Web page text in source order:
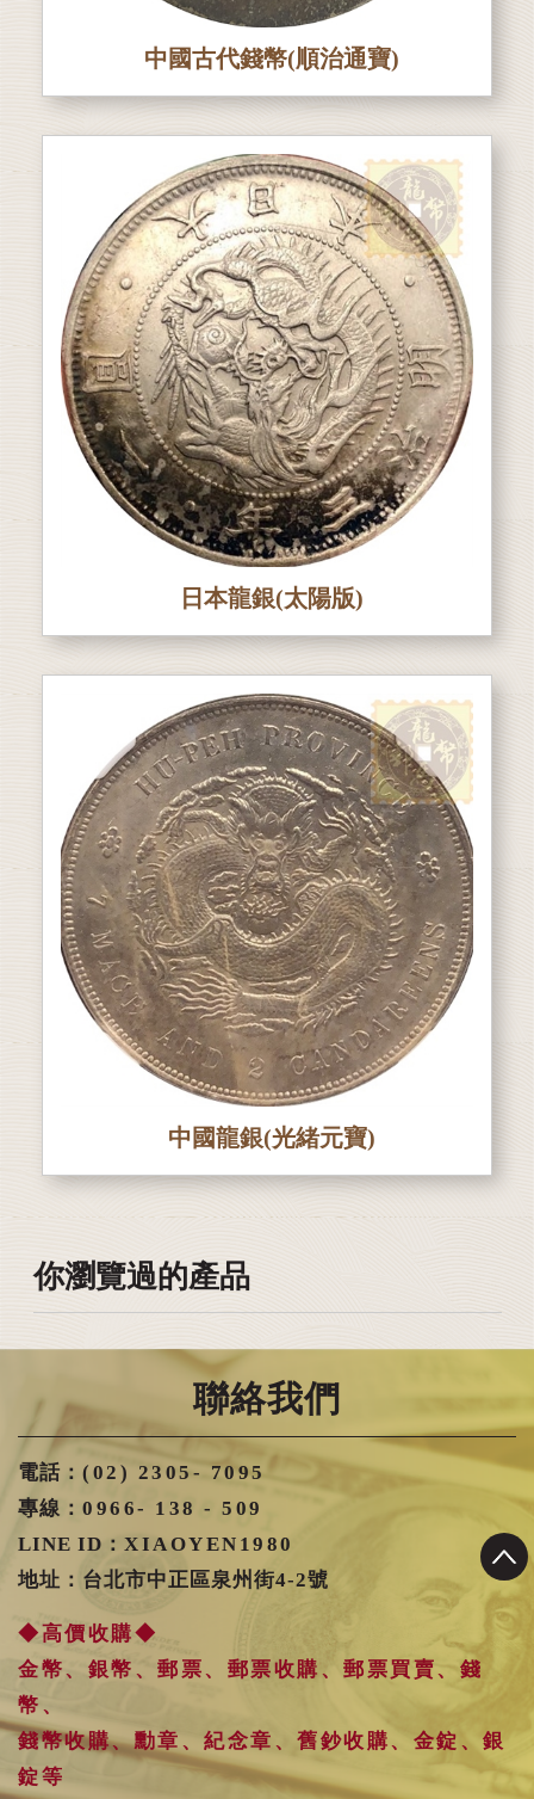
中國古代錢幣(順治通寶)
日本龍銀(太陽版)
中國龍銀(光緒元寶)
你瀏覽過的產品
聯絡我們
電話： (02) 2305- 7095
專線： 0966- 138 - 509
LINE ID： XIAOYEN1980
地址：台北市中正區泉州街4-2號
◆高價收購◆
金幣、銀幣、郵票、郵票收購、郵票買賣、錢
幣、
錢幣收購、勳章、紀念章、舊鈔收購、金錠、銀
錠等